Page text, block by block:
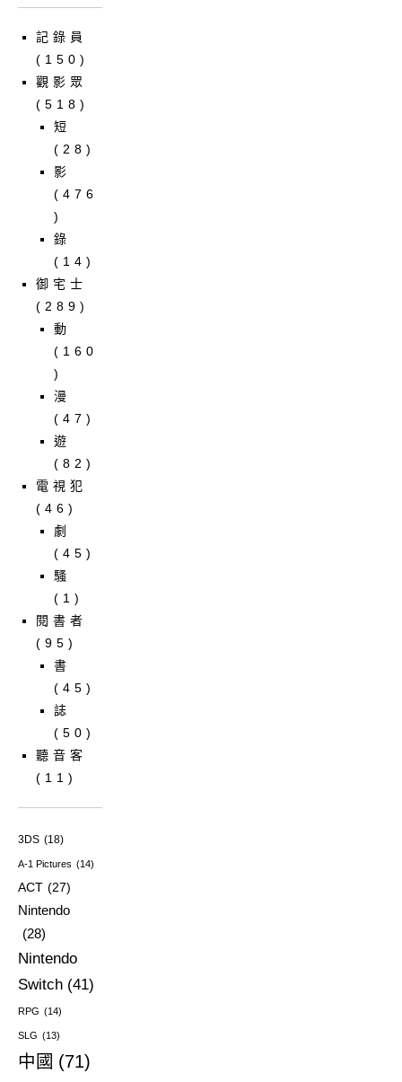
記錄員
(150)
觀影眾
(518)
短
(28)
影
(476
)
錄
(14)
御宅士
(289)
動
(160
)
漫
(47)
遊
(82)
電視犯
(46)
劇
(45)
騷
(1)
閱書者
(95)
書
(45)
誌
(50)
聽音客
(11)
3DS (18)
A-1 Pictures (14)
ACT (27)
Nintendo
(28)
Nintendo
Switch (41)
RPG (14)
SLG (13)
中國 (71)